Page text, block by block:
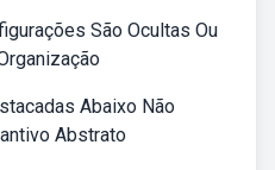
São Ocultas Ou
Abaixo Não
Abstrato